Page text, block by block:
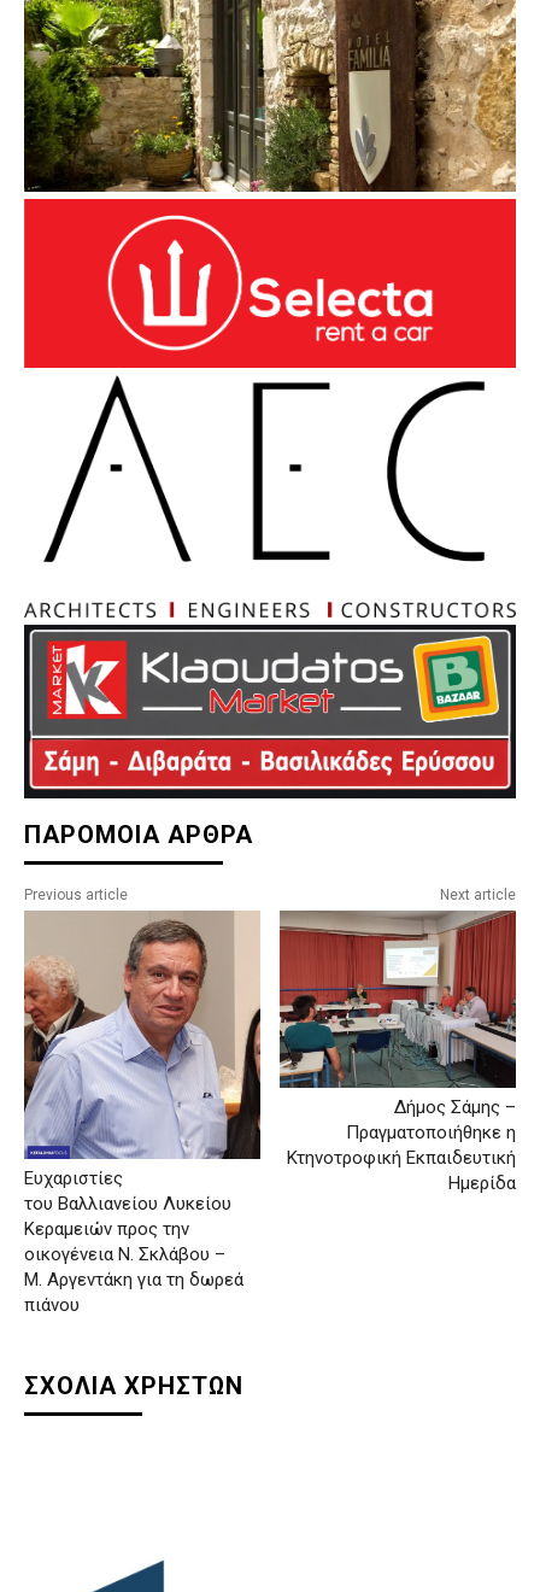
ΠΑΡΟΜΟΙΑ ΑΡΘΡΑ
Previous article
Ευχαριστίες
του Βαλλιανείου Λυκείου
Κεραμειών προς την
οικογένεια Ν. Σκλάβου –
Μ. Αργεντάκη για τη δωρεά
πιάνου
Next article
Δήμος Σάμης –
Πραγματοποιήθηκε η
Κτηνοτροφική Εκπαιδευτική
Ημερίδα
ΣΧΟΛΙΑ ΧΡΗΣΤΩΝ